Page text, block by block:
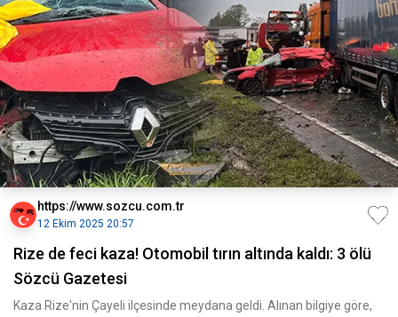
https://www.sozcu.com.tr
12 Ekim 2025 20:57
Rize de feci kaza! Otomobil tırın altında kaldı: 3 ölü
Sözcü Gazetesi
Kaza Rize'nin Çayeli ilçesinde meydana geldi. Alınan bilgiye göre,